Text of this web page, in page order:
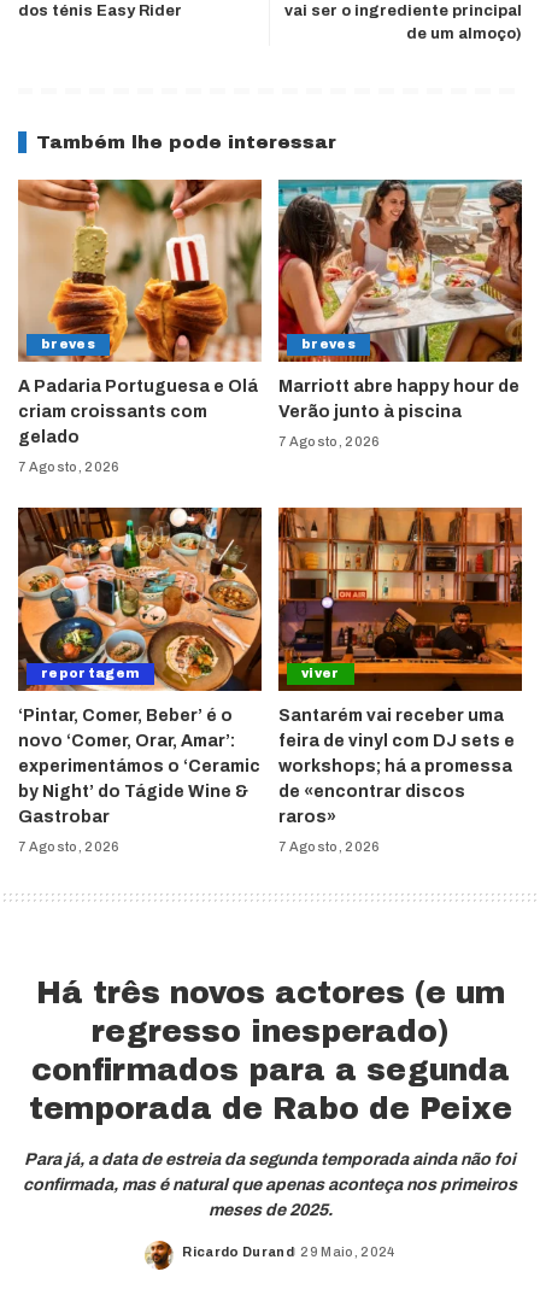
dos ténis Easy Rider
vai ser o ingrediente principal
de um almoço)
Também lhe pode interessar
breves
A Padaria Portuguesa e Olá
criam croissants com
gelado
7 Agosto, 2026
breves
Marriott abre happy hour de
Verão junto à piscina
7 Agosto, 2026
reportagem
‘Pintar, Comer, Beber’ é o
novo ‘Comer, Orar, Amar’:
experimentámos o ‘Ceramic
by Night’ do Tágide Wine &
Gastrobar
7 Agosto, 2026
viver
Santarém vai receber uma
feira de vinyl com DJ sets e
workshops; há a promessa
de «encontrar discos
raros»
7 Agosto, 2026
Há três novos actores (e um
regresso inesperado)
confirmados para a segunda
temporada de Rabo de Peixe
Para já, a data de estreia da segunda temporada ainda não foi
confirmada, mas é natural que apenas aconteça nos primeiros
meses de 2025.
Posted
Ricardo Durand 29 Maio, 2024